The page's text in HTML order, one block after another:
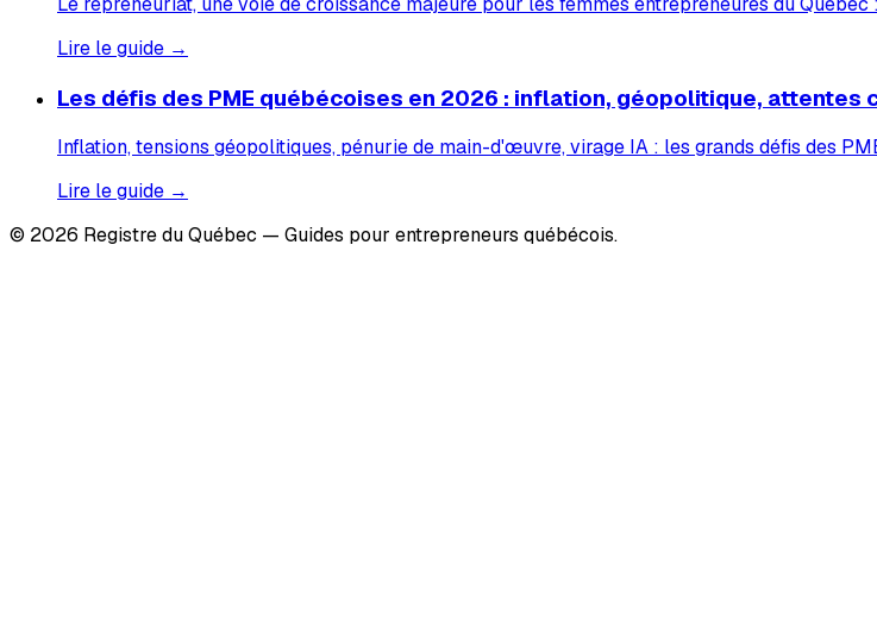
Lire le guide →
Les défis des PME québécoises en 2026 : inflation, géopolitique, attentes
Inflation, tensions géopolitiques, pénurie de main-d'œuvre, virage IA : les grands défis des
Lire le guide →
© 2026 Registre du Québec — Guides pour entrepreneurs québécois.